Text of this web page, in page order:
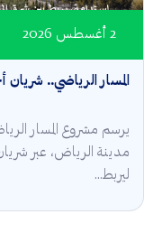
المسار الرياضي..
2 أغسطس 2026
يرسم مشروع المسار
ليربط...